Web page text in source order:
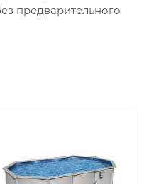
предварительного